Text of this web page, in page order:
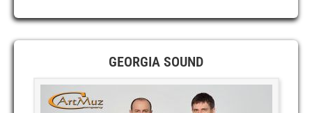
GEORGIA SOUND